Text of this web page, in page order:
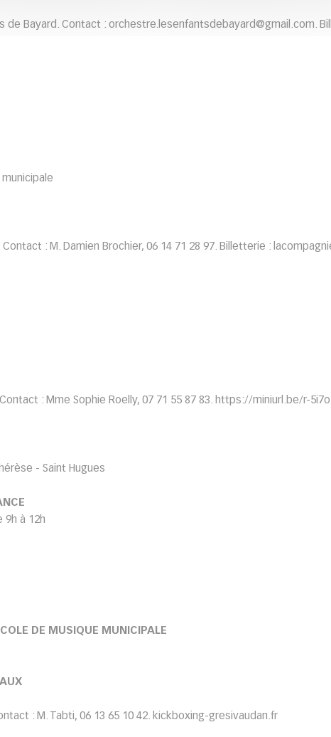
de Bayard. Contact : orchestre.lesenfantsdebayard@gmail.com.
: M. Damien Brochier, 06 14 71 28 97. Billetterie :
: Mme Sophie Roelly, 07 71 55 87 83. https://miniurl.be/r-5i7o
- Saint Hugues
9h à 12h
DE MUSIQUE MUNICIPALE
: M. Tabti, 06 13 65 10 42. kickboxing-gresivaudan.fr